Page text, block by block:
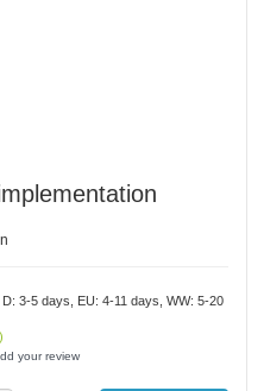
3-5 days, EU: 4-11 days, WW: 5-20
your review